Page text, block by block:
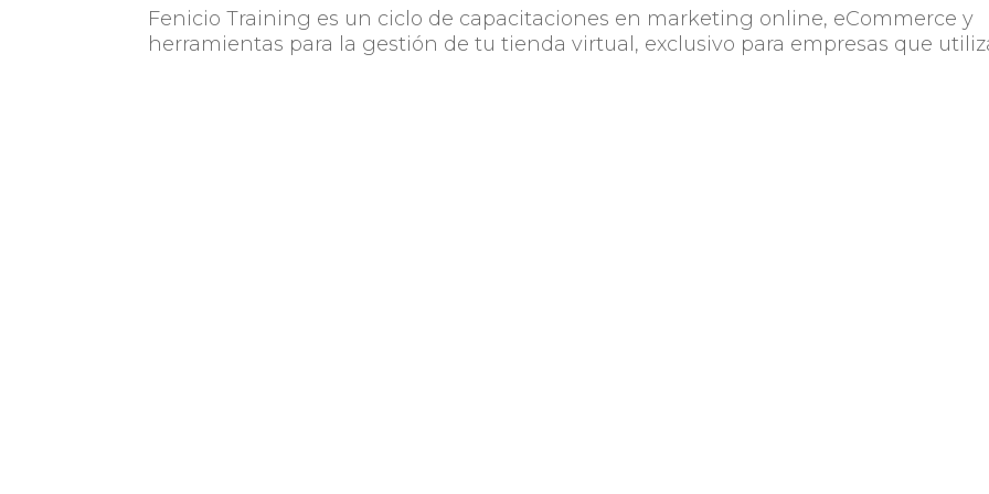
Fenicio Training es un ciclo de capacitaciones en marketing online, eCommerce y
herramientas para la gestión de tu tienda virtual, exclusivo para empresas que